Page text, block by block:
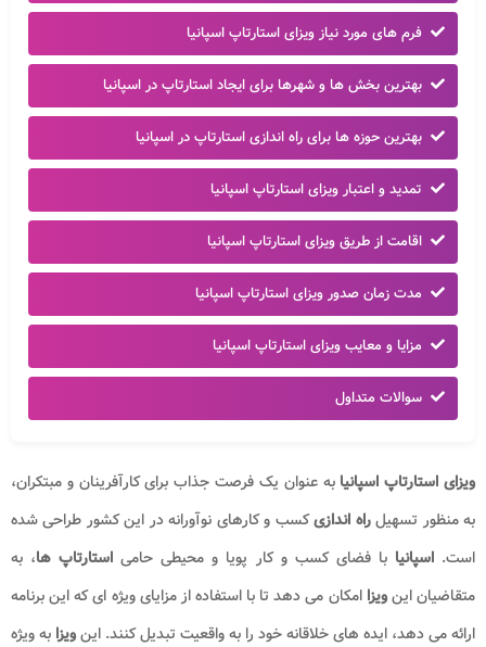
فرم های مورد نیاز ویزای استارتاپ اسپانیا
بهترین بخش ها و شهرها برای ایجاد استارتاپ در اسپانیا
بهترین حوزه ها برای راه اندازی استارتاپ در اسپانیا
تمدید و اعتبار ویزای استارتاپ اسپانیا
اقامت از طریق ویزای استارتاپ اسپانیا
مدت زمان صدور ویزای استارتاپ اسپانیا
مزایا و معایب ویزای استارتاپ اسپانیا
سوالات متداول
ویزای استارتاپ اسپانیا به عنوان یک فرصت جذاب برای کارآفرینان و مبتکران،
به منظور تسهیلراه اندازیکسب و کارهای نوآورانه در این کشور طراحی شده
است.اسپانیابا فضای کسب و کار پویا و محیطی حامی استارتاپ ها، به
متقاضیان اینویزاامکان می دهد تا با استفاده از مزایای ویژه ای که این برنامه
ارائه می دهد، ایده های خلاقانه خود را به واقعیت تبدیل کنند. اینویزا به ویژه